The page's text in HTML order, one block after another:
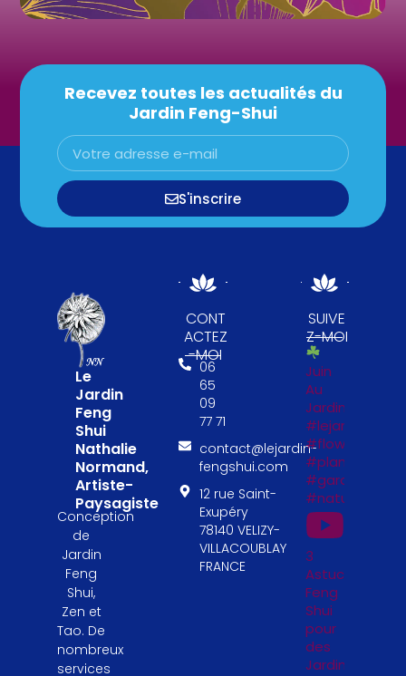
Recevez toutes les actualités du
Jardin Feng-Shui
S'inscrire
Le
Jardin
Feng
Shui
Nathalie
Normand,
Artiste-
Paysagiste
Conception
de
Jardin
Feng
Shui,
Zen et
Tao. De
nombreux
services
CONT
ACTEZ
-MOI
06
65
09
77 71
contact@lejardin-
fengshui.com
12 rue Saint-
Exupéry
78140 VELIZY-
VILLACOUBLAY
FRANCE
SUIVE
Z-MOI
Juin
Au
Jardin
#flowers
#garden
#naturelovers
3
Astuces
Feng
Shui
pour
des
Jardinières